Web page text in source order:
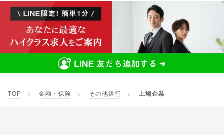
TOP 金融・保険 その他銀行 上場企業